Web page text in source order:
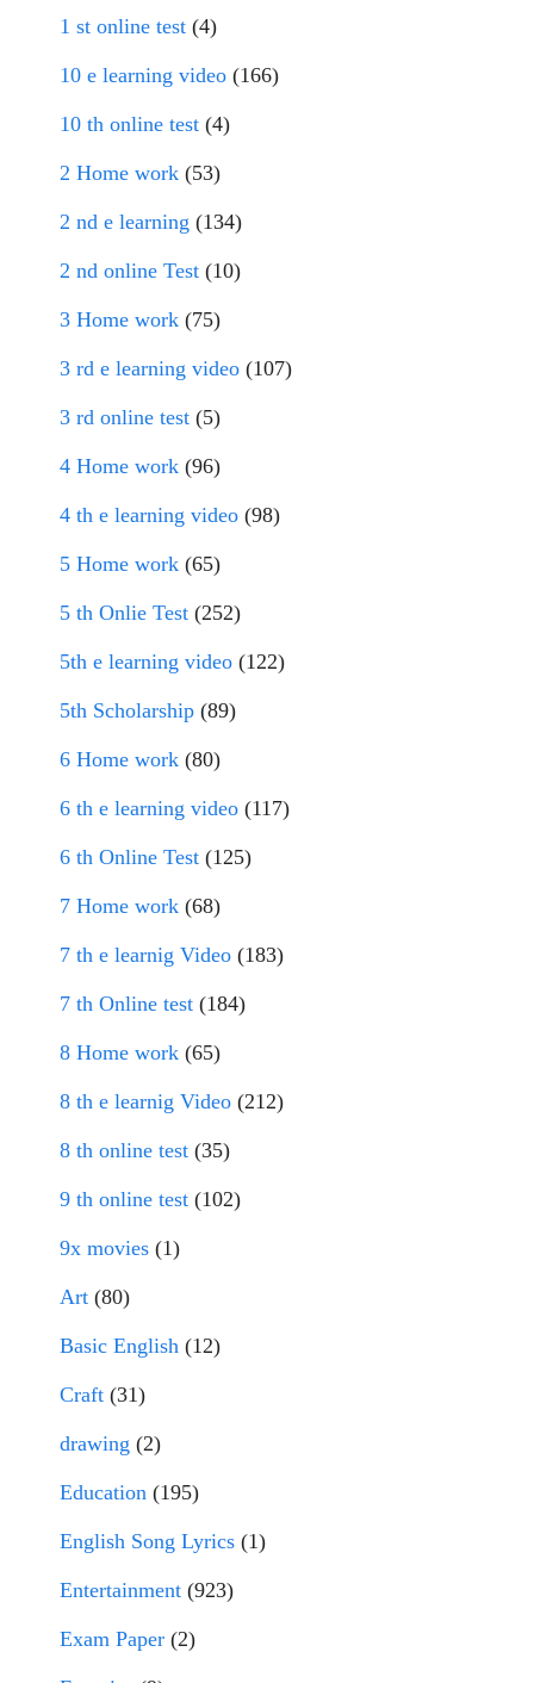
1 st online test (4)
10 e learning video (166)
10 th online test (4)
2 Home work (53)
2 nd e learning (134)
2 nd online Test (10)
3 Home work (75)
3 rd e learning video (107)
3 rd online test (5)
4 Home work (96)
4 th e learning video (98)
5 Home work (65)
5 th Onlie Test (252)
5th e learning video (122)
5th Scholarship (89)
6 Home work (80)
6 th e learning video (117)
6 th Online Test (125)
7 Home work (68)
7 th e learnig Video (183)
7 th Online test (184)
8 Home work (65)
8 th e learnig Video (212)
8 th online test (35)
9 th online test (102)
9x movies (1)
Art (80)
Basic English (12)
Craft (31)
drawing (2)
Education (195)
English Song Lyrics (1)
Entertainment (923)
Exam Paper (2)